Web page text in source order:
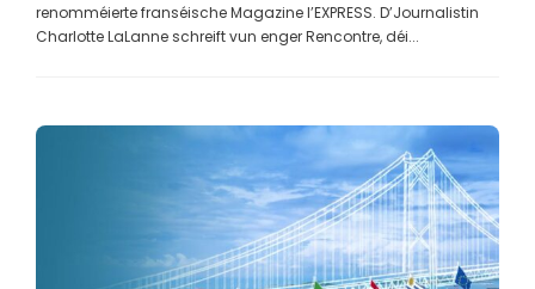
renomméierte franséische Magazine l’EXPRESS. D’Journalistin
Charlotte LaLanne schreift vun enger Rencontre, déi...